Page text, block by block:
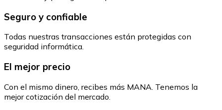
Seguro y confiable
Todas nuestras transacciones están protegidas con
seguridad informática.
El mejor precio
Con el mismo dinero, recibes más MANA. Tenemos la
mejor cotización del mercado.